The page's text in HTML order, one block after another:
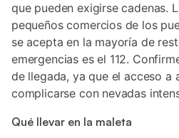
que pueden exigirse cadenas.
pequeños comercios de los
se acepta en la mayoría de
emergencias es el 112.
de llegada, ya que el acceso a
complicarse con nevadas
Qué llevar en la maleta